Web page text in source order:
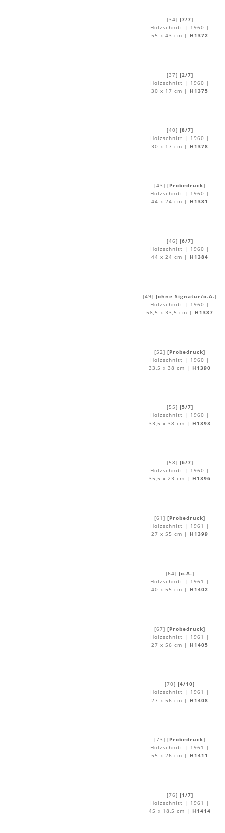
[34] [7/7]
Holzschnitt | 1960 |
55 x 43 cm |
H1372
[37] [2/7]
Holzschnitt | 1960 |
30 x 17 cm |
H1375
[40] [8/7]
Holzschnitt | 1960 |
30 x 17 cm |
H1378
[43] [Probedruck]
Holzschnitt | 1960 |
44 x 24 cm |
H1381
[46] [6/7]
Holzschnitt | 1960 |
44 x 24 cm |
H1384
[49] [ohne Signatur/o.A.]
Holzschnitt | 1960 |
58,5 x 33,5 cm |
H1387
[52] [Probedruck]
Holzschnitt | 1960 |
33,5 x 38 cm |
H1390
[55] [5/7]
Holzschnitt | 1960 |
33,5 x 38 cm |
H1393
[58] [6/7]
Holzschnitt | 1960 |
35,5 x 23 cm |
H1396
[61] [Probedruck]
Holzschnitt | 1961 |
27 x 55 cm |
H1399
[64] [o.A.]
Holzschnitt | 1961 |
40 x 55 cm |
H1402
[67] [Probedruck]
Holzschnitt | 1961 |
27 x 56 cm |
H1405
[70] [4/10]
Holzschnitt | 1961 |
27 x 56 cm |
H1408
[73] [Probedruck]
Holzschnitt | 1961 |
55 x 26 cm |
H1411
[76] [1/7]
Holzschnitt | 1961 |
45 x 18,5 cm |
H1414